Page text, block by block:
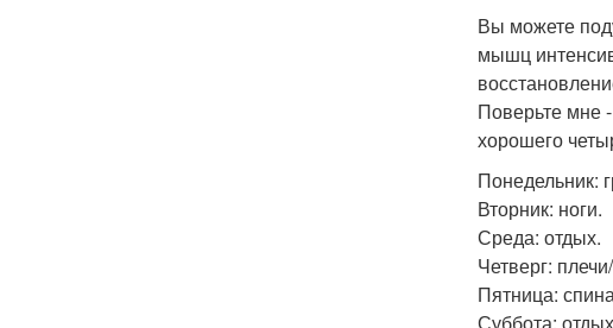
Вы можете
мышц
Поверьте мне
хорошего
Понедельник:
Вторник: ноги.
Среда: отдых.
Четверг:
Пятница: